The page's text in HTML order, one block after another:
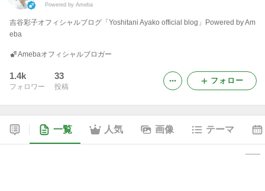
Powered by Ameba
吉谷彩子オフィシャルブログ「Yoshitani Ayako official blog」Powered by Am
eba
Amebaオフィシャルブロガー
1.4k
フォロワー
33
投稿
フォロー
一覧 人気 画像 テーマ